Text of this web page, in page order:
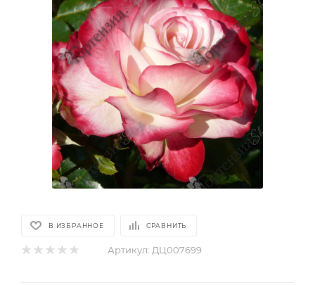
В ИЗБРАННОЕ СРАВНИТЬ
Артикул: ДЦ007699